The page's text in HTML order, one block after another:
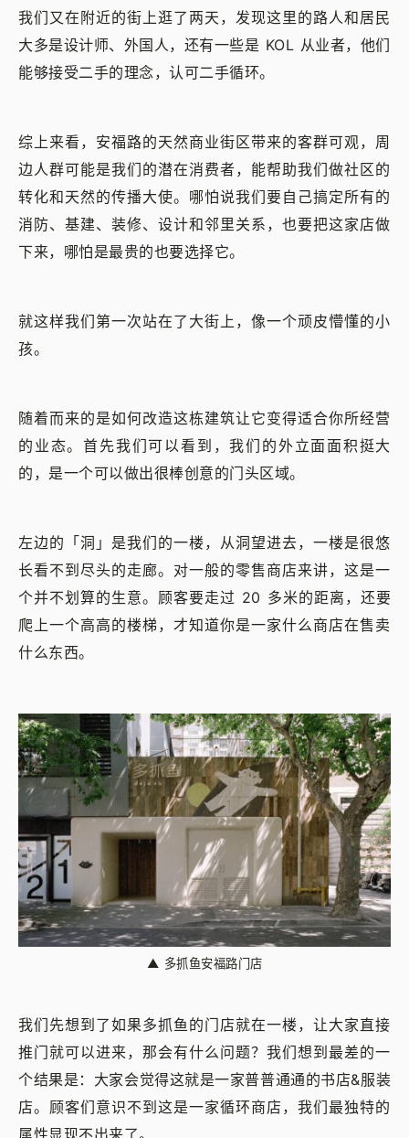
我们又在附近的街上逛了两天，发现这里的路人和居民
大多是设计师、外国人，还有一些是 KOL 从业者，他们
能够接受二手的理念，认可二手循环。
综上来看，安福路的天然商业街区带来的客群可观，周
边人群可能是我们的潜在消费者，能帮助我们做社区的
转化和天然的传播大使。哪怕说我们要自己搞定所有的
消防、基建、装修、设计和邻里关系，也要把这家店做
下来，哪怕是最贵的也要选择它。
就这样我们第一次站在了大街上，像一个顽皮懵懂的小
孩。
随着而来的是如何改造这栋建筑让它变得适合你所经营
的业态。首先我们可以看到，我们的外立面面积挺大
的，是一个可以做出很棒创意的门头区域。
左边的「洞」是我们的一楼，从洞望进去，一楼是很悠
长看不到尽头的走廊。对一般的零售商店来讲，这是一
个并不划算的生意。顾客要走过 20 多米的距离，还要
爬上一个高高的楼梯，才知道你是一家什么商店在售卖
什么东西。
▲ 多抓鱼安福路门店
我们先想到了如果多抓鱼的门店就在一楼，让大家直接
推门就可以进来，那会有什么问题？我们想到最差的一
个结果是：大家会觉得这就是一家普普通通的书店&服装
店。顾客们意识不到这是一家循环商店，我们最独特的
属性显现不出来了。